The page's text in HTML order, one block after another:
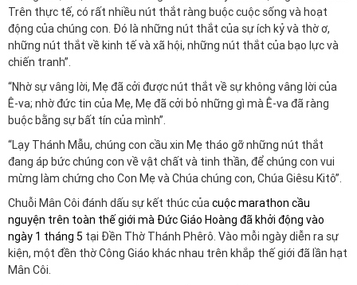
Trên thực tế, có rất nhiều nút thắt ràng buộc cuộc sống và hoạt
động của chúng con. Đó là những nút thắt của sự ích kỷ và thờ ơ,
những nút thắt về kinh tế và xã hội, những nút thắt của bạo lực và
chiến tranh”.
“Nhờ sự vâng lời, Mẹ đã cởi được nút thắt về sự không vâng lời của
Ê-va; nhờ đức tin của Mẹ, Mẹ đã cởi bỏ những gì mà Ê-va đã ràng
buộc bằng sự bất tín của mình”.
“Lạy Thánh Mẫu, chúng con cầu xin Mẹ tháo gỡ những nút thắt
đang áp bức chúng con về vật chất và tinh thần, để chúng con vui
mừng làm chứng cho Con Mẹ và Chúa chúng con, Chúa Giêsu Kitô”.
Chuỗi Mân Côi đánh dấu sự kết thúc củacuộc marathon cầu
nguyện trên toàn thế giới mà Đức Giáo Hoàng đã khởi động vào
ngày 1 tháng 5 tại Đền Thờ Thánh Phêrô. Vào mỗi ngày diễn ra sự
kiện, một đền thờ Công Giáo khác nhau trên khắp thế giới đã lần hạt
Mân Côi.